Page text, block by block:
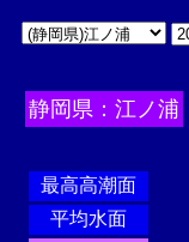
静岡県：江ノ浦
最高高潮面
平均水面